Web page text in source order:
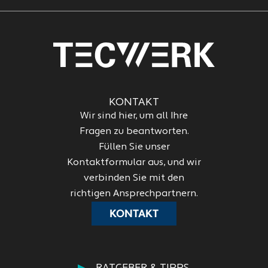
KONTAKT
Wir sind hier, um all Ihre
Fragen zu beantworten.
Füllen Sie unser
Kontaktformular aus, und wir
verbinden Sie mit den
richtigen Ansprechpartnern.
KONTAKT